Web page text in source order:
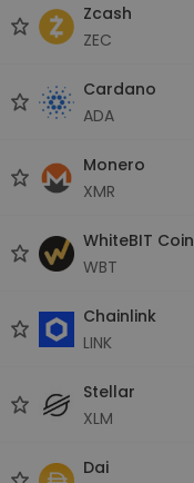
Zcash
ZEC
Cardano
ADA
Monero
XMR
WhiteBIT Coin
WBT
Chainlink
LINK
Stellar
XLM
Dai